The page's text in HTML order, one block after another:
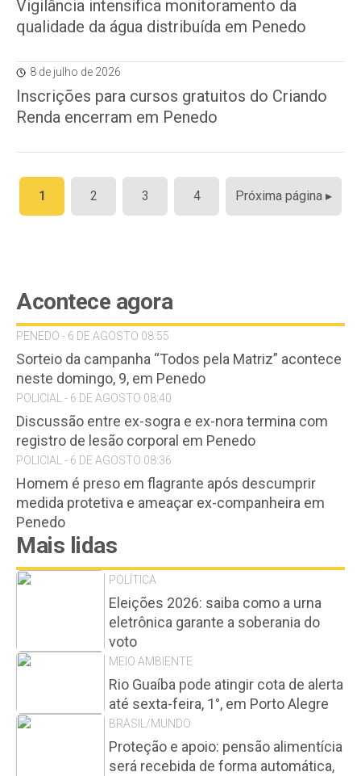
Vigilância intensifica monitoramento da
qualidade da água distribuída em Penedo
8 de julho de 2026
Inscrições para cursos gratuitos do Criando
Renda encerram em Penedo
Paginação
de
1 2 3 4 Próxima página ▸
Acontece agora
PENEDO - 6 DE AGOSTO 08:55
Sorteio da campanha “Todos pela Matriz” acontece
neste domingo, 9, em Penedo
POLICIAL - 6 DE AGOSTO 08:40
Discussão entre ex-sogra e ex-nora termina com
registro de lesão corporal em Penedo
POLICIAL - 6 DE AGOSTO 08:36
Homem é preso em flagrante após descumprir
medida protetiva e ameaçar ex-companheira em
Penedo
Mais lidas
POLÍTICA
Eleições 2026: saiba como a urna
eletrônica garante a soberania do
voto
MEIO AMBIENTE
Rio Guaíba pode atingir cota de alerta
até sexta-feira, 1°, em Porto Alegre
BRASIL/MUNDO
Proteção e apoio: pensão alimentícia
será recebida de forma automática,